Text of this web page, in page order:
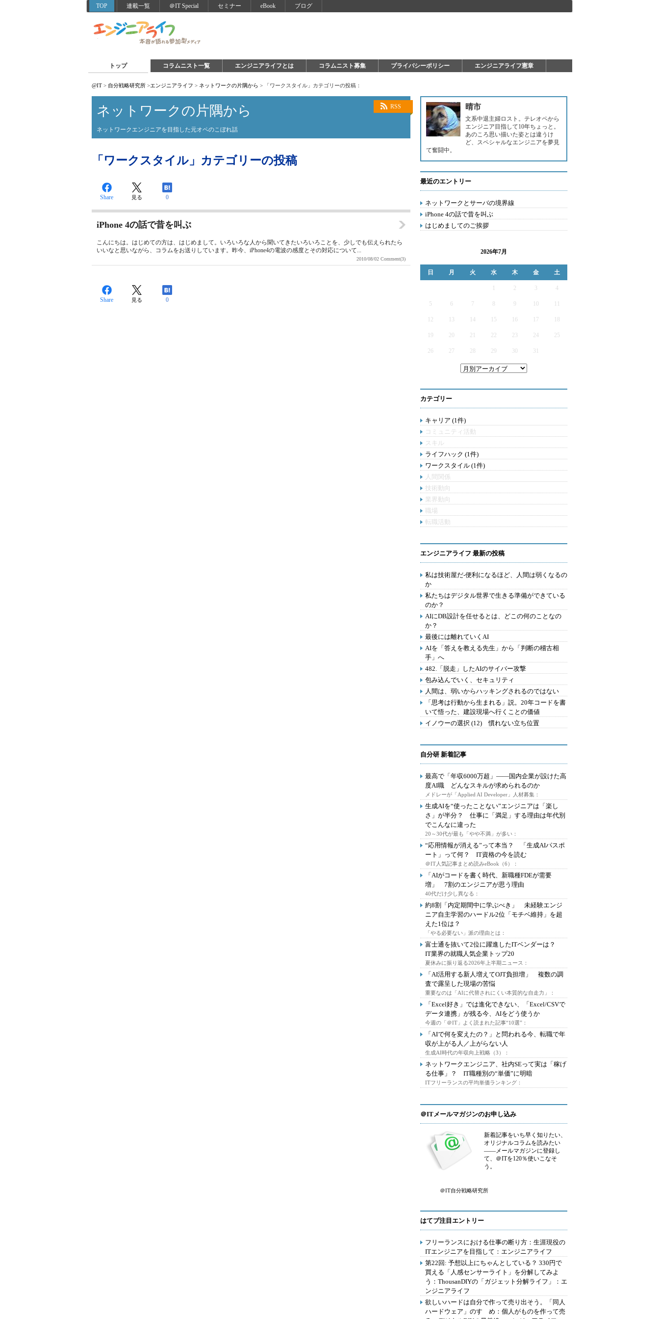
TOP 連載一覧 ＠IT Special セミナー eBook ブログ
トップ コラムニスト一覧 エンジニアライフとは コラムニスト募集 プライバシーポリシー エンジニアライフ憲章
@IT > 自分戦略研究所 >エンジニアライフ > ネットワークの片隅から > 「ワークスタイル」カテゴリーの投稿：
RSS
ネットワークの片隅から
ネットワークエンジニアを目指した元オペのこぼれ話
「ワークスタイル」カテゴリーの投稿
Share 見る 0
iPhone 4の話で昔を叫ぶ
こんにちは。はじめての方は、はじめまして。いろいろな人から聞いてきたいろいろことを、少しでも伝えられたら
いいなと思いながら、コラムをお送りしています。昨今、iPhone4の電波の感度とその対応について...
2010/08/02 Comment(3)
Share 見る 0
晴市
文系中退主婦ロスト。テレオペから
エンジニア目指して10年ちょっと。
あのころ思い描いた姿とは違うけ
ど、スペシャルなエンジニアを夢見
て奮闘中。
最近のエントリー
ネットワークとサーバの境界線
iPhone 4の話で昔を叫ぶ
はじめましてのご挨拶
2026年7月
日 月 火 水 木 金 土
2 3 4
5 6 7 9
12 13 14 15 16 17
19 20 21 22 23 24 25
26 27 28 29 30 31
カテゴリー
キャリア (1件)
コミュニティ活動
スキル
ライフハック (1件)
ワークスタイル (1件)
人間関係
技術動向
業界動向
職場
転職活動
エンジニアライフ 最新の投稿
私は技術屋だ-便利になるほど、人間は弱くなるの
か
私たちはデジタル世界で生きる準備ができている
のか？
AIにDB設計を任せるとは、どこの何のことなの
か？
最後には離れていくAI
AIを「答えを教える先生」から「判断の稽古相
手」へ
482.「脱走」したAIのサイバー攻撃
包み込んでいく、セキュリティ
人間は、弱いからハッキングされるのではない
「思考は行動から生まれる」説。20年コードを書
いて悟った、建設現場へ行くことの価値
イノウーの選択 (12) 慣れない立ち位置
自分研 新着記事
最高で「年収6000万超」――国内企業が設けた高
度AI職 どんなスキルが求められるのか
メドレーが「Applied AI Developer」人材募集：
生成AIを“使ったことない”エンジニアは「楽し
さ」が半分？ 仕事に「満足」する理由は年代別
でこんなに違った
20～30代が最も「やや不満」が多い：
“応用情報が消える”って本当？ 「生成AIパスポ
ート」って何？ IT資格の今を読む
＠IT人気記事まとめ読みeBook（6）：
「AIがコードを書く時代、新職種FDEが需要
増」 7割のエンジニアが思う理由
40代だけ少し異なる：
約8割「内定期間中に学ぶべき」 未経験エンジ
ニア自主学習のハードル2位「モチベ維持」を超
えた1位は？
「やる必要ない」派の理由とは：
富士通を抜いて2位に躍進したITベンダーは？
IT業界の就職人気企業トップ20
夏休みに振り返る2026年上半期ニュース：
「AI活用する新人増えてOJT負担増」 複数の調
査で露呈した現場の苦悩
重要なのは「AIに代替されにくい本質的な自走力」：
「Excel好き」では進化できない、「Excel/CSVで
データ連携」が残る今、AIをどう使うか
今週の「＠IT」よく読まれた記事“10選”：
「AIで何を変えたの？」と問われる今、転職で年
収が上がる人／上がらない人
生成AI時代の年収向上戦略（3）：
ネットワークエンジニア、社内SEって実は「稼げ
る仕事」？ IT職種別の“単価”に明暗
ITフリーランスの平均単価ランキング：
＠ITメールマガジンのお申し込み
新着記事をいち早く知りたい、
オリジナルコラムを読みたい
――メールマガジンに登録し
て、＠ITを120％使いこなそ
う。
＠IT自分戦略研究所
はてブ注目エントリー
フリーランスにおける仕事の断り方：生涯現役の
ITエンジニアを目指して：エンジニアライフ
第22回: 予想以上にちゃんとしている？ 330円で
買える「人感センサーライト」を分解してみよ
う：ThousanDIYの「ガジェット分解ライフ」：エ
ンジニアライフ
欲しいハードは自分で作って売り出そう。「同人
ハードウェア」のすゝめ：個人がものを作って売